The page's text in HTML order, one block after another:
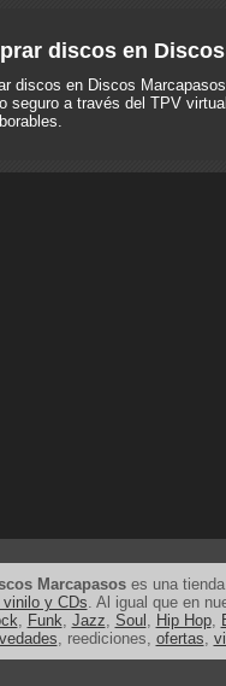
discos en
discos en Discos
seguro a través del TPV
Marcapasoses una
vinilo y CDs. Al igual que en
, Funk, Jazz, Soul , Hip Hop,
, reediciones, ofertas,